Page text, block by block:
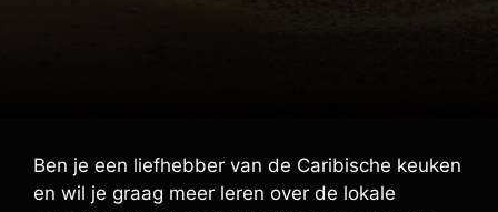
Ben je een liefhebber van de Caribische keuken
en wil je graag meer leren over de lokale